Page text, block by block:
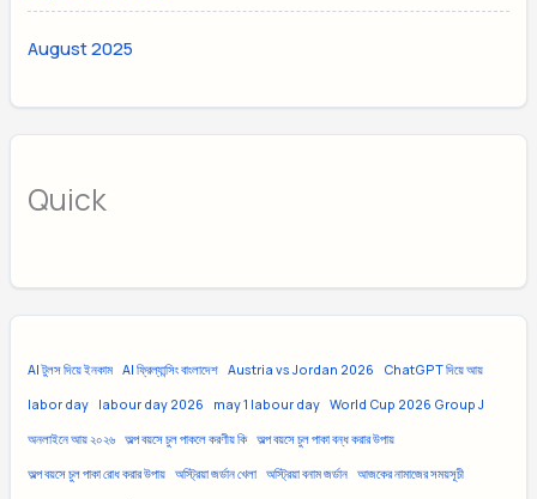
August 2025
Quick
AI টুলস দিয়ে ইনকাম AI ফ্রিল্যান্সিং বাংলাদেশ Austria vs Jordan 2026 ChatGPT দিয়ে আয়
labor day labour day 2026 may 1 labour day World Cup 2026 Group J
অনলাইনে আয় ২০২৬ অল্প বয়সে চুল পাকলে করণীয় কি অল্প বয়সে চুল পাকা বন্ধ করার উপায়
অল্প বয়সে চুল পাকা রোধ করার উপায় অস্ট্রিয়া জর্ডান খেলা অস্ট্রিয়া বনাম জর্ডান আজকের নামাজের সময়সূচী